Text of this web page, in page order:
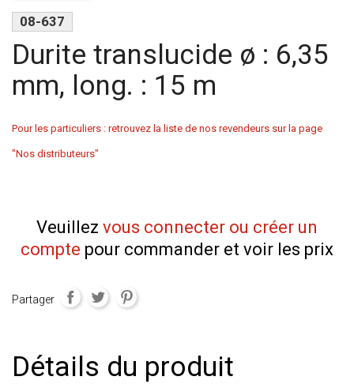
08-637
Durite translucide ø : 6,35
mm, long. : 15 m
Pour les particuliers : retrouvez la liste de nos revendeurs sur la page
"Nos distributeurs"
Veuillez vous connecter ou créer un
compte pour commander et voir les prix
Partager
Détails du produit